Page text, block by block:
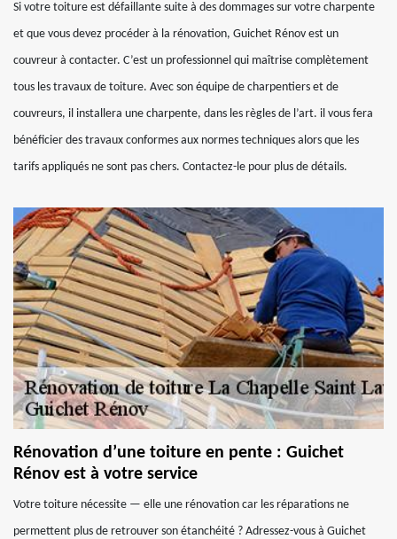
Si votre toiture est défaillante suite à des dommages sur votre charpente
et que vous devez procéder à la rénovation, Guichet Rénov est un
couvreur à contacter. C’est un professionnel qui maîtrise complètement
tous les travaux de toiture. Avec son équipe de charpentiers et de
couvreurs, il installera une charpente, dans les règles de l’art. il vous fera
bénéficier des travaux conformes aux normes techniques alors que les
tarifs appliqués ne sont pas chers. Contactez-le pour plus de détails.
Rénovation d’une toiture en pente : Guichet
Rénov est à votre service
Votre toiture nécessite — elle une rénovation car les réparations ne
permettent plus de retrouver son étanchéité ? Adressez-vous à Guichet